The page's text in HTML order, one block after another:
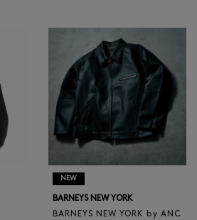
NEW
BARNEYS NEW YORK
BARNEYS NEW YORK by ANC